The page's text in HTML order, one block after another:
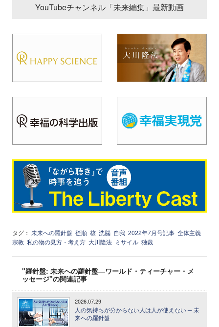
YouTubeチャンネル「未来編集」最新動画
タグ： 未来への羅針盤 従順 核 洗脳 自我 2022年7月号記事 全体主義
宗教 私の物の見方・考え方 大川隆法 ミサイル 独裁
"羅針盤: 未来への羅針盤―ワールド・ティーチャー・メ
ッセージ"の関連記事
2026.07.29
人の気持ちが分からない人は人が使えない ─ 未
来への羅針盤